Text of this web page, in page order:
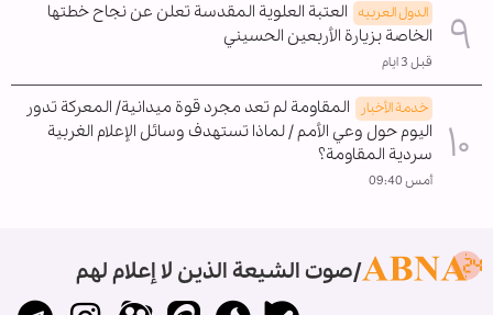
الدول العربیه العتبة العلوية المقدسة تعلن عن نجاح خطتها
الخاصة بزيارة الأربعين الحسيني
قبل 3 ايام
خدمة الأخبار
المقاومة لم تعد مجرد قوة ميدانية/ المعركة تدور
اليوم حول وعي الأمم / لماذا تستهدف وسائل الإعلام الغربية
سردية المقاومة؟
أمس 09:40
صوت الشيعة الذين لا إعلام لهم